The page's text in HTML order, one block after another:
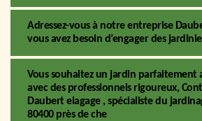
Adressez-vous à notre entreprise
vous avez besoin d’engager des
Vous souhaitez un jardin parfaitement
avec des professionnels rigoureux,
Daubert elagage , spécialiste du
80400 près de che